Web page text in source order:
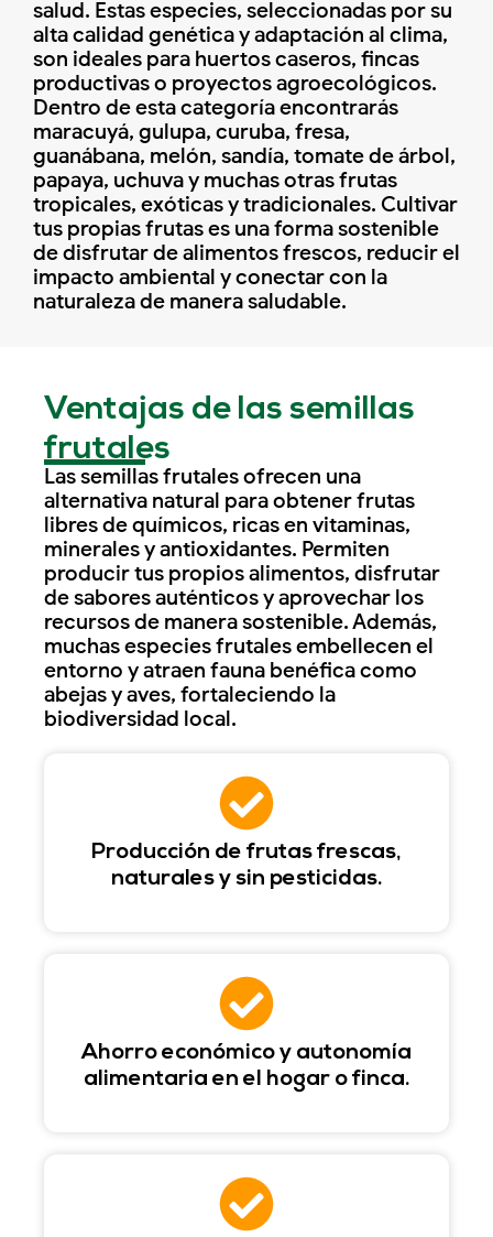
salud. Estas especies, seleccionadas por su
alta calidad genética y adaptación al clima,
son ideales para huertos caseros, fincas
productivas o proyectos agroecológicos.
Dentro de esta categoría encontrarás
maracuyá, gulupa, curuba, fresa,
guanábana, melón, sandía, tomate de árbol,
papaya, uchuva y muchas otras frutas
tropicales, exóticas y tradicionales. Cultivar
tus propias frutas es una forma sostenible
de disfrutar de alimentos frescos, reducir el
impacto ambiental y conectar con la
naturaleza de manera saludable.
Ventajas de las semillas
frutales
Las semillas frutales ofrecen una
alternativa natural para obtener frutas
libres de químicos, ricas en vitaminas,
minerales y antioxidantes. Permiten
producir tus propios alimentos, disfrutar
de sabores auténticos y aprovechar los
recursos de manera sostenible. Además,
muchas especies frutales embellecen el
entorno y atraen fauna benéfica como
abejas y aves, fortaleciendo la
biodiversidad local.
Producción de frutas frescas,
naturales y sin pesticidas.
Ahorro económico y autonomía
alimentaria en el hogar o finca.